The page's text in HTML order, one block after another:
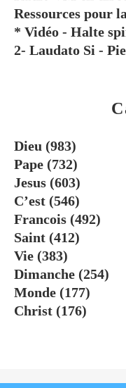
Dieu (983)
Pape (732)
Jesus (603)
C’est (546)
Francois (492)
Saint (412)
Vie (383)
Dimanche (254)
Monde (177)
Christ (176)
Ressources pour
* Vidéo - Halte
2- Laudato Si -